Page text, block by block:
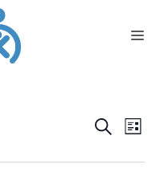
E
v
C
r
E
v
L